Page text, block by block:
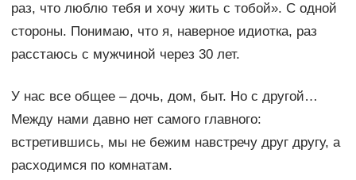
раз, что люблю тебя и хочу жить с тобой». С одной
стороны. Понимаю, что я, наверное идиотка, раз
расстаюсь с мужчиной через 30 лет.
У нас все общее – дочь, дом, быт. Но с другой…
Между нами давно нет самого главного:
встретившись, мы не бежим навстречу друг другу, а
расходимся по комнатам.